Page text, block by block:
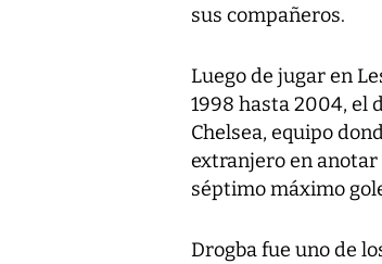
sus compañeros.
Luego de jugar en
1998 hasta 2004, el
Chelsea, equipo
extranjero en anotar
séptimo máximo
Drogba fue uno de